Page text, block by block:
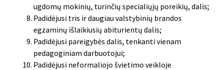
ugdomų mokinių, turinčių specialiųjų poreikių, dalis;
Padidėjusi tris ir daugiau valstybinių brandos
egzaminų išlaikiusių abiturientų dalis;
Padidėjusi pareigybės dalis, tenkanti vienam
pedagoginiam darbuotojui;
Padidėjusi neformaliojo švietimo veikloje